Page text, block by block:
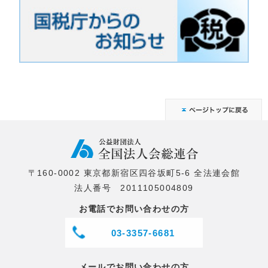
〒160-0002 東京都新宿区四谷坂町5-6 全法連会館
法人番号 2011105004809
お電話でお問い合わせの方
03-3357-6681